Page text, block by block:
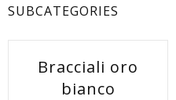
SUBCATEGORIES
Bracciali oro
bianco